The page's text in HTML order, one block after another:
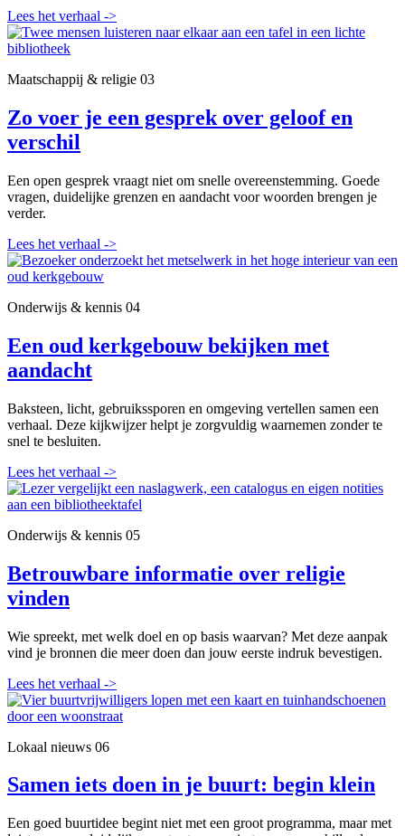
Lees het verhaal ->
Maatschappij & religie 03
Zo voer je een gesprek over geloof en
verschil
Een open gesprek vraagt niet om snelle overeenstemming. Goede
vragen, duidelijke grenzen en aandacht voor woorden brengen je
verder.
Lees het verhaal ->
Onderwijs & kennis 04
Een oud kerkgebouw bekijken met
aandacht
Baksteen, licht, gebruikssporen en omgeving vertellen samen een
verhaal. Deze kijkwijzer helpt je zorgvuldig waarnemen zonder te
snel te besluiten.
Lees het verhaal ->
Onderwijs & kennis 05
Betrouwbare informatie over religie
vinden
Wie spreekt, met welk doel en op basis waarvan? Met deze aanpak
vind je bronnen die meer doen dan jouw eerste indruk bevestigen.
Lees het verhaal ->
Lokaal nieuws 06
Samen iets doen in je buurt: begin klein
Een goed buurtidee begint niet met een groot programma, maar met